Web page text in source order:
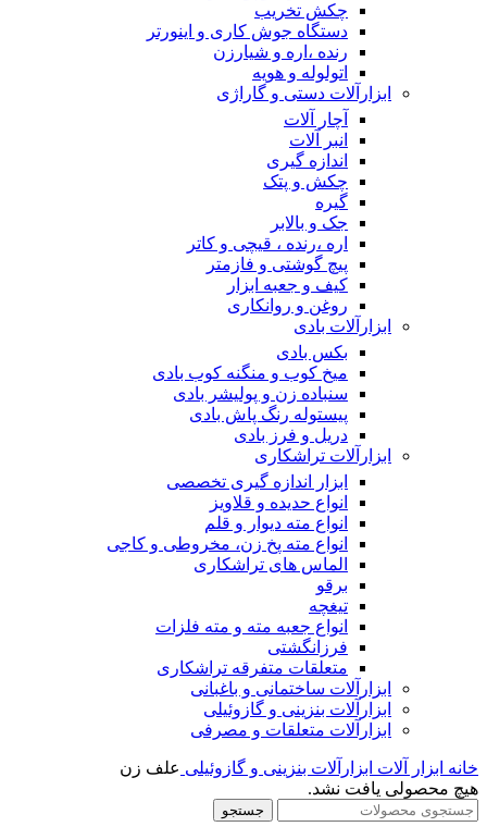
چکش تخریب
دستگاه جوش کاری و اینورتر
رنده ،اره و شیارزن
اتولوله و هویه
ابزارآلات دستی و گاراژی
آچار آلات
انبر آلات
اندازه گیری
چکش و پتک
گیره
جک و بالابر
اره ،رنده ، قیچی و کاتر
پیچ گوشتی و فازمتر
کیف و جعبه ابزار
روغن و روانکاری
ابزارآلات بادی
بکس بادی
میخ کوب و منگنه کوب بادی
سنباده زن و پولیشر بادی
پیستوله رنگ پاش بادی
دریل و فرز بادی
ابزارآلات تراشکاری
ابزار اندازه گیری تخصصی
انواع حدیده و قلاویز
انواع مته دیوار و قلم
انواع مته پخ زن، مخروطی و کاجی
الماس های تراشکاری
برقو
تیغچه
انواع جعبه مته و مته فلزات
فرزانگشتی
متعلقات متفرقه تراشکاری
ابزارآلات ساختمانی و باغبانی
ابزارآلات بنزینی و گازوئیلی
ابزارآلات متعلقات و مصرفی
خانه ابزار آلات ابزارآلات بنزینی و گازوئیلی علف زن
هیچ محصولی یافت نشد.
جستجو